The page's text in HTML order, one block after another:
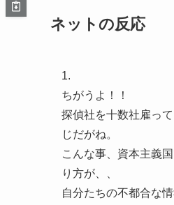
ネットの反応
1.
ちがうよ！！
探偵社を十数社雇っ
じだがね。
こんな事、資本主義
り方が、、
自分たちの不都合な